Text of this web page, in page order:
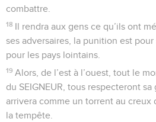
combattre.
18 Il rendra aux gens ce qu’ils ont
ses adversaires, la punition est
pour les pays lointains.
19 Alors, de l’est à l’ouest, tout le
du SEIGNEUR, tous respecteront sa
arrivera comme un torrent au creux
la tempête.